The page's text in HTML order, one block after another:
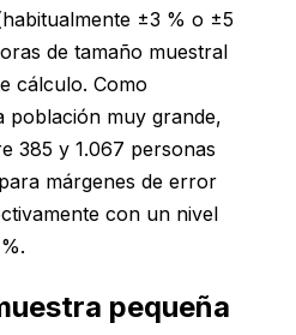
±3 % o ±5
de tamaño muestral
cálculo. Como
población muy grande,
385 y 1.067 personas
márgenes de error
con un nivel
pequeña